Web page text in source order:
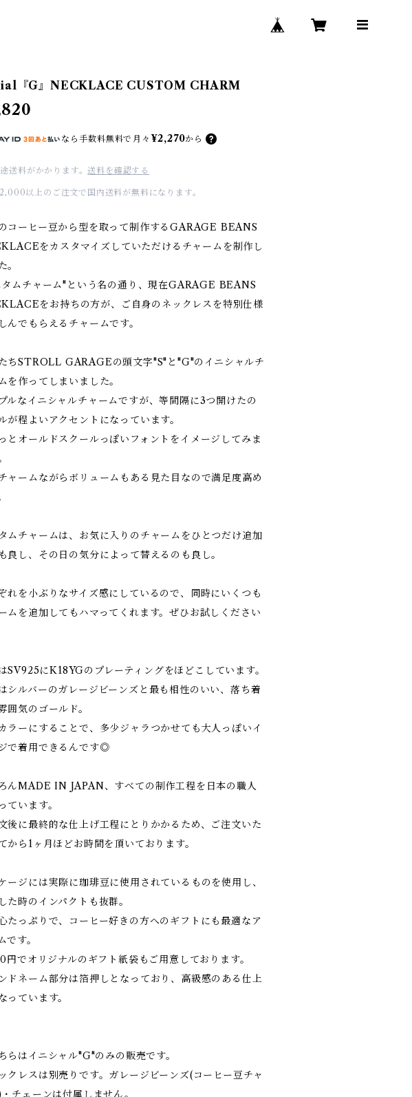
『G』NECKLACE CUSTOM CHARM
なら 手数料無料で 月々 ¥2,270から
送料がかかります。送料を確認する
以上のご注文で国内送料が無料になります。
コーヒー豆から型を取って制作するGARAGE BEANS
をカスタマイズしていただけるチャームを制作し
。
ムチャーム"という名の通り、現在GARAGE BEANS
をお持ちの方が、ご自身のネックレスを特別仕様
んでもらえるチャームです。
ちSTROLL GARAGEの頭文字"S"と"G"のイニシャルチ
を作ってしまいました。
ルなイニシャルチャームですが、等間隔に3つ開けたの
が程よいアクセントになっています。
とオールドスクールっぽいフォントをイメージしてみま
ャームながらボリュームもある見た目なので満足度高め
ムチャームは、お気に入りのチャームをひとつだけ追加
良し、その日の気分によって替えるのも良し。
れを小ぶりなサイズ感にしているので、同時にいくつも
ムを追加してもハマってくれます。ぜひお試しください
SV925にK18YGのプレーティングをほどこしています。
シルバーのガレージビーンズと最も相性のいい、落ち着
囲気のゴールド。
ラーにすることで、多少ジャラつかせても大人っぽいイ
で着用できるんです◎
んMADE IN JAPAN、すべての制作工程を日本の職人
ています。
後に最終的な仕上げ工程にとりかかるため、ご注文いた
から1ヶ月ほどお時間を頂いております。
ージには実際に珈琲豆に使用されているものを使用し、
た時のインパクトも抜群。
たっぷりで、コーヒー好きの方へのギフトにも最適なア
です。
円でオリジナルのギフト紙袋もご用意しております。
ドネーム部分は箔押しとなっており、高級感のある仕上
っています。
らはイニシャル"G"のみの販売です。
クレスは別売りです。ガレージビーンズ(コーヒー豆チャ
チェーンは付属しません。